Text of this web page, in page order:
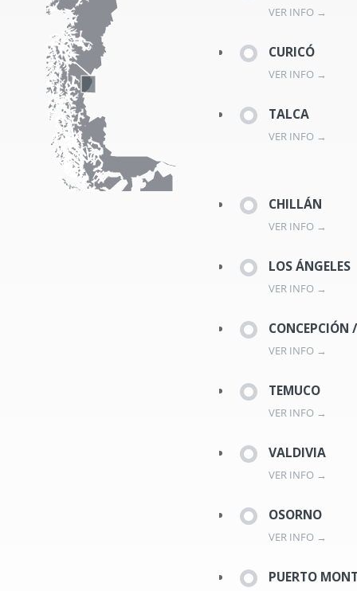
VER INFO →
CURICÓ
VER INFO →
TALCA
VER INFO →
CHILLÁN
VER INFO →
LOS ÁNGELES
VER INFO →
VER INFO →
TEMUCO
VER INFO →
VALDIVIA
VER INFO →
OSORNO
VER INFO →
PUERTO